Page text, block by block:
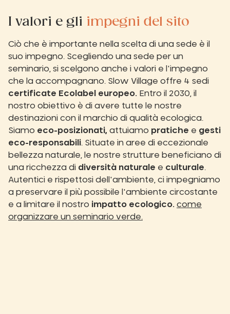
I valori e gli impegni del sito
Ciò che è importante nella scelta di una sede è il
suo impegno. Scegliendo una sede per un
seminario, si scelgono anche i valori e l'impegno
che la accompagnano. Slow Village offre 4 sedi
certificate Ecolabel europeo. Entro il 2030, il
nostro obiettivo è di avere tutte le nostre
destinazioni con il marchio di qualità ecologica.
Siamo eco-posizionati, attuiamo pratiche e gesti
eco-responsabili. Situate in aree di eccezionale
bellezza naturale, le nostre strutture beneficiano di
una ricchezza di diversità naturale e culturale.
Autentici e rispettosi dell'ambiente, ci impegniamo
a preservare il più possibile l'ambiente circostante
e a limitare il nostro impatto ecologico. come
organizzare un seminario verde.